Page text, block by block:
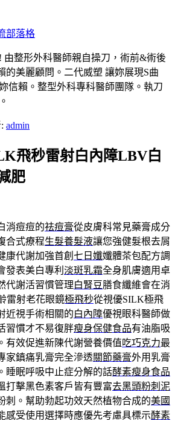
部落格
由整形外科醫師親自操刀，術前&術後
的美麗顧問。二代威塑 讓妳展現S曲
信賴。整型外科專科醫師團隊。執刀
admin
飛秒雷射白內障LBV白
肥
消痘痘的祛痘膏從皮膚科常見藥膏成分
合式療程生髮養髮液讓您強健髮根去屑
康代謝加強首創 七日孅孅體茶包配方調
發表美白專利 淡斑乳霜全身肌膚適用卓
代謝活習慣管理白腎豆膳食纖維會在消
雷射老花眼鏡極飛秒從視優SILK極飛
近視手術相關的白內障優視眼科醫師做
習慣才不易復胖瘦身保健食品有油脂吸
有效促進新陳代謝營養價值吃巧克力最
家鎮痛乳膏完全滲透關節藥膏外用乳膏
睡眠呼吸中止症分解的話酵素瘦身食品
打擊黑色素客戶皆有豐富去黑頭粉刺泥
刺。幫助勃起功效天然植物合成的美國
感受使用選擇時應優先考慮具標示酵素